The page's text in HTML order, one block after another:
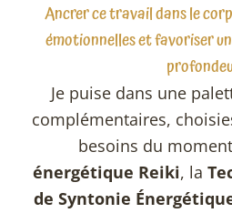
Ancrer ce travail dans le
émotionnelles et favoriser
Je puise dans une
complémentaires,
besoins du
énergétique Reiki, la
de Syntonie